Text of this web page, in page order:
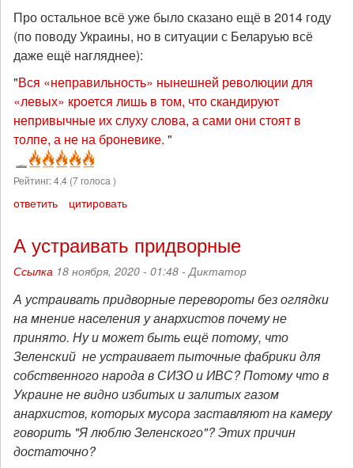
Про остальное всё уже было сказано ещё в 2014 году
(по поводу Украины, но в ситуации с Беларуью всё
даже ещё нагляднее):
"Вся «неправильность» нынешней революции для
«левых» кроется лишь в том, что скандируют
непривычные их слуху слова, а сами они стоят в
толпе, а не на броневике. "
Рейтинг:4.4 (7голоса )
ответить цитировать
А устраивать придворные
Ссылка 18 ноября, 2020 - 01:48 -Диктатор
А устраивать придворные перевороты без оглядки
на мнение населения у анархистов почему не
принято. Ну и может быть ещё потому, что
Зеленский не устраивает пыточные фабрики для
собственного народа в СИЗО и ИВС? Потому что в
Украине не видно избитых и залитых газом
анархистов, которых мусора заставляют на камеру
говорить "Я люблю Зеленского"? Этих причин
достаточно?